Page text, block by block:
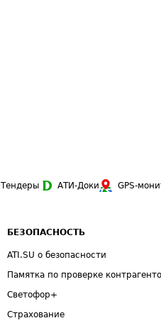
Тендеры АТИ-Доки GPS-
БЕЗОПАСНОСТЬ
ATI.SU о безопасности
Памятка по проверке
Светофор+
Страхование